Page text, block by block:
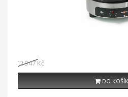
12 947 Kč
DO